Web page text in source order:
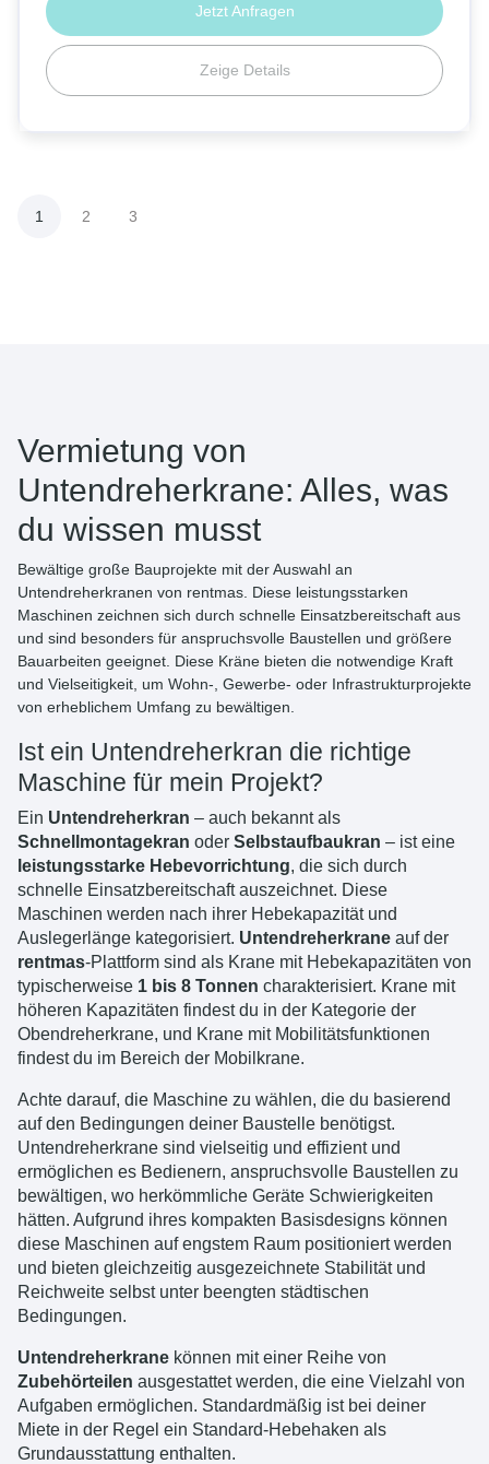
Zeige Details
Jetzt Anfragen
1 2 3
Vermietung von
Untendreherkrane: Alles, was
du wissen musst
Bewältige große Bauprojekte mit der Auswahl an
Untendreherkranen von rentmas. Diese leistungsstarken
Maschinen zeichnen sich durch schnelle Einsatzbereitschaft aus
und sind besonders für anspruchsvolle Baustellen und größere
Bauarbeiten geeignet. Diese Kräne bieten die notwendige Kraft
und Vielseitigkeit, um Wohn-, Gewerbe- oder Infrastrukturprojekte
von erheblichem Umfang zu bewältigen.
Ist ein Untendreherkran die richtige
Maschine für mein Projekt?
Ein Untendreherkran – auch bekannt als
Schnellmontagekran oder Selbstaufbaukran – ist eine
leistungsstarke Hebevorrichtung, die sich durch
schnelle Einsatzbereitschaft auszeichnet. Diese
Maschinen werden nach ihrer Hebekapazität und
Auslegerlänge kategorisiert. Untendreherkrane auf der
rentmas-Plattform sind als Krane mit Hebekapazitäten von
typischerweise 1 bis 8 Tonnen charakterisiert. Krane mit
höheren Kapazitäten findest du in der Kategorie der
Obendreherkrane, und Krane mit Mobilitätsfunktionen
findest du im Bereich der Mobilkrane.
Achte darauf, die Maschine zu wählen, die du basierend
auf den Bedingungen deiner Baustelle benötigst.
Untendreherkrane sind vielseitig und effizient und
ermöglichen es Bedienern, anspruchsvolle Baustellen zu
bewältigen, wo herkömmliche Geräte Schwierigkeiten
hätten. Aufgrund ihres kompakten Basisdesigns können
diese Maschinen auf engstem Raum positioniert werden
und bieten gleichzeitig ausgezeichnete Stabilität und
Reichweite selbst unter beengten städtischen
Bedingungen.
Untendreherkrane können mit einer Reihe von
Zubehörteilen ausgestattet werden, die eine Vielzahl von
Aufgaben ermöglichen. Standardmäßig ist bei deiner
Miete in der Regel ein Standard-Hebehaken als
Grundausstattung enthalten.